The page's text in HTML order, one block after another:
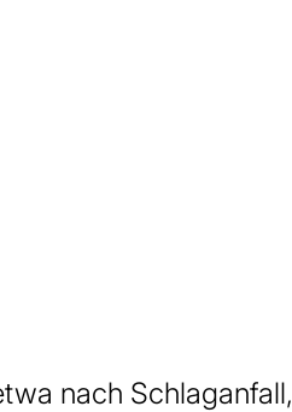
nach Schlaganfall,